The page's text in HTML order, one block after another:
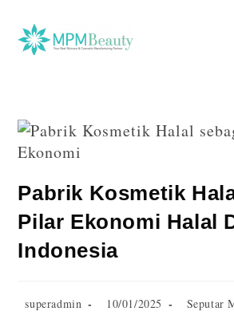
Pabrik Kosmetik
Pilar Ekonomi Halal
Indonesia
superadmin 10/01/2025 Seputar